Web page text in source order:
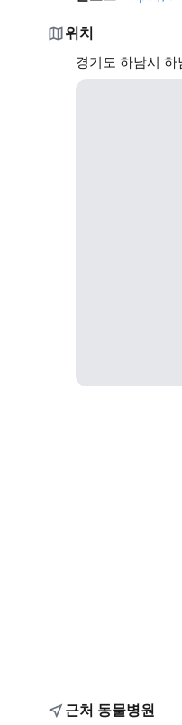
위치
경기도 하남시
근처 동물병원